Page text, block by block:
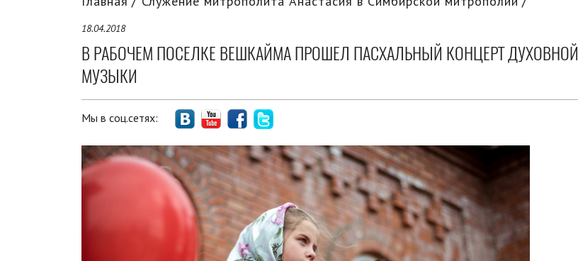
18.04.2018
В РАБОЧЕМ ПОСЕЛКЕ ВЕШКАЙМА ПРОШЕЛ ПАСХАЛЬНЫЙ КОНЦЕРТ ДУХОВНОЙ
МУЗЫКИ
Мы в соц.сетях: